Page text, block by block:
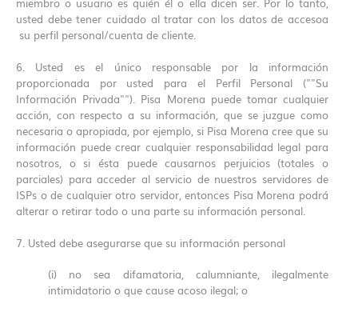
usted debe tener cuidado al tratar con los datos de accesoa
su perfil personal/cuenta de cliente.
6. Usted es el único responsable por la información
proporcionada por usted para el Perfil Personal (""Su
Información Privada""). Pisa Morena puede tomar cualquier
acción, con respecto a su información, que se juzgue como
necesaria o apropiada, por ejemplo, si Pisa Morena cree que su
información puede crear cualquier responsabilidad legal para
nosotros, o si ésta puede causarnos perjuicios (totales o
parciales) para acceder al servicio de nuestros servidores de
ISPs o de cualquier otro servidor, entonces Pisa Morena podrá
alterar o retirar todo o una parte su información personal.
7. Usted debe asegurarse que su información personal
(i) no sea difamatoria, calumniante, ilegalmente
intimidatorio o que cause acoso ilegal; o